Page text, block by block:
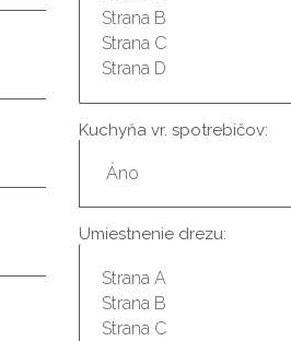
Kuchyňa vr. spotrebičov:
Umiestnenie drezu: